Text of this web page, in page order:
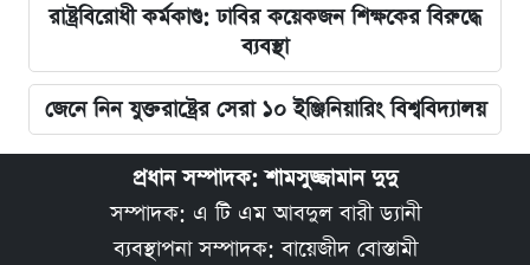
রাষ্ট্রবিরোধী কর্মকাণ্ড: ঢাবির কয়েকজন শিক্ষকের বিরুদ্ধে
ব্যবস্থা
জেনে নিন যুক্তরাষ্ট্রের সেরা ১০ ইঞ্জিনিয়ারিং বিশ্ববিদ্যালয়
প্রধান সম্পাদক: শামসুজ্জামান দুদু
সম্পাদক: এ টি এম আবদুল বারী ড্যানী
ব্যবস্থাপনা সম্পাদক: বায়েজীদ বোস্তামী